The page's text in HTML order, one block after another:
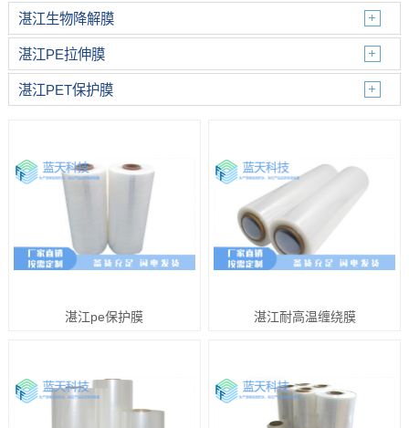
湛江生物降解膜
湛江PE拉伸膜
湛江PET保护膜
湛江pe保护膜 湛江耐高温缠绕膜